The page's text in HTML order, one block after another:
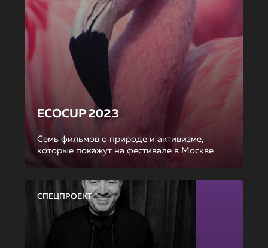
ECOCUP 2023
Семь фильмов о природе и активизме,
которые покажут на фестивале в Москве
СПЕЦПРОЕКТ